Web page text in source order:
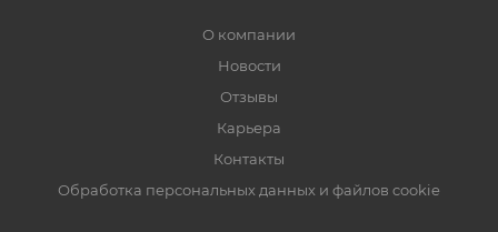
О компании
Новости
Отзывы
Карьера
Контакты
Обработка персональных данных и файлов cookie